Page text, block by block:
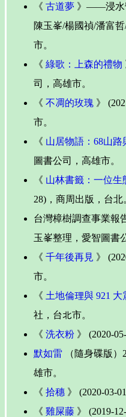
《 古道夢 》——浸水
陳玉峯/楊國禎/潘富
市。
《 綠歌：上森的禮物
司，高雄市。
《 不凋的玫瑰 》
市。
《 山居物語：68山路
圖書公司，高雄市。
《 山林書籤：一位
28)，商周出版，台北
台灣樟樹調查事業報
玉峯整理，愛智圖書
《 千年後再見 》
市。
《 土地倫理與 921 大
社，台北市。
《 洗衣粉 》 (2020-
默如雷 （隨身碟版）
雄市。
《 拾穗 》 (2020-03-
《 雞屎藤 》 (2019-